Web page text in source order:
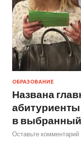
ОБРАЗОВАНИЕ
Названа
в выбранный
Оставьте комментарий